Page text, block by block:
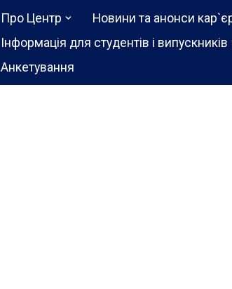
Про Центр Новини та анонси
Інформація для студентів і випускників
Анкетування